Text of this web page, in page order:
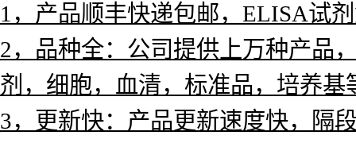
1，产品顺丰快递包邮，ELISA试
2，品种全：公司提供上万种产品
剂， 细胞，血清，标准品，培养基
3，更新快：产品更新速度快，隔